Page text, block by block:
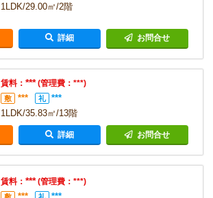
1LDK/29.00㎡/2階
詳細 お問合せ
賃料： ***(管理費：***)
敷 *** 礼
***
1LDK/35.83㎡/13階
詳細 お問合せ
賃料： ***(管理費：***)